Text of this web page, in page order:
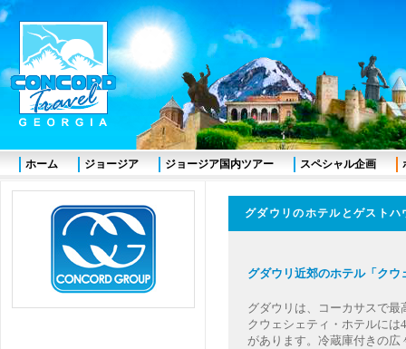
グダウリのホテルとゲストハ
グダウリ近郊のホテル「ク
グダウリは、コーカサスで
クウェシェティ・ホテルに
があります。冷蔵庫付きの
ホーム ジョージア ジョージア国内ツアー スペシャル企画